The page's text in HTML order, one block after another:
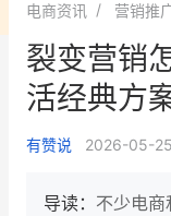
新零售大会
电商资讯 营销推
裂变营销
活经典方
有赞说 2026-05-
导读： 不少电